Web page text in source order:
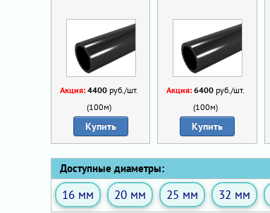
Акция: 4400руб./шт.
(100м)
Купить
Акция: 6400руб./шт.
(100м)
Купить
Доступные диаметры:
16 мм 20 мм 25 мм 32 мм